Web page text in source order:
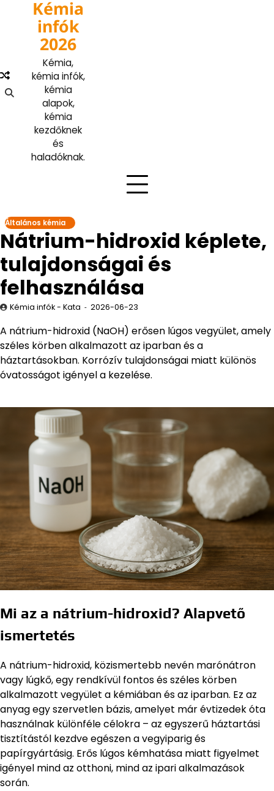
Kémia
infók
2026
Kémia,
kémia infók,
kémia
alapok,
kémia
kezdőknek
és
haladóknak.
Általános kémia
Nátrium-hidroxid képlete,
tulajdonságai és
felhasználása
Kémia infók - Kata 2026-06-23
A nátrium-hidroxid (NaOH) erősen lúgos vegyület, amely
széles körben alkalmazott az iparban és a
háztartásokban. Korrózív tulajdonságai miatt különös
óvatosságot igényel a kezelése.
Mi az a nátrium-hidroxid? Alapvető
ismertetés
A nátrium-hidroxid, közismertebb nevén marónátron
vagy lúgkő, egy rendkívül fontos és széles körben
alkalmazott vegyület a kémiában és az iparban. Ez az
anyag egy szervetlen bázis, amelyet már évtizedek óta
használnak különféle célokra – az egyszerű háztartási
tisztítástól kezdve egészen a vegyiparig és
papírgyártásig. Erős lúgos kémhatása miatt figyelmet
igényel mind az otthoni, mind az ipari alkalmazások
során.